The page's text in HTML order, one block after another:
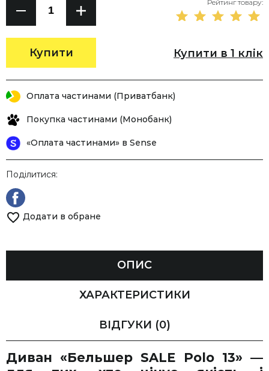
Купити
Рейтинг товару:
Купити в 1 клік
Оплата частинами (Приватбанк)
Покупка частинами (Монобанк)
«Оплата частинами» в Sense
Поділитися:
Додати в обране
ОПИС
ХАРАКТЕРИСТИКИ
ВІДГУКИ (0)
Диван «Бельшер SALE Polo 13» —